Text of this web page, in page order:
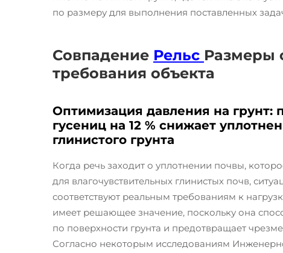
по размеру для выполнения поставленных
Совпадение Рельс Размеры
требования объекта
Оптимизация давления на
гусениц на 12 % снижает
глинистого грунта
Когда речь заходит о уплотнении почвы,
для влагочувствительных глинистых почв,
соответствуют реальным требованиям к
имеет решающее значение, поскольку она
по поверхности грунта и предотвращает
Согласно некоторым исследованиям